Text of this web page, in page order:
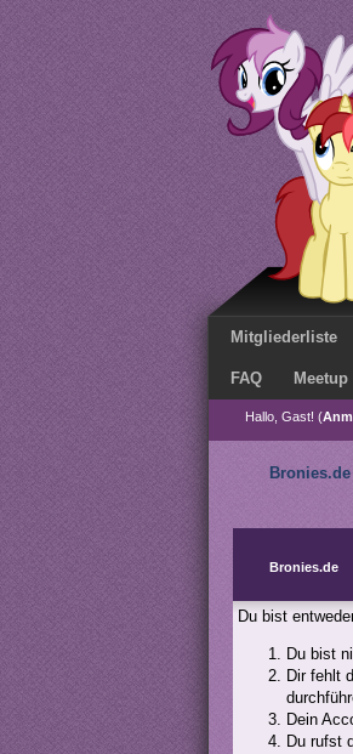
Mitgliederliste
FAQ
Hallo, Gast! (
Bronies.de
Bronies.de
Du bist
Du bist
Dir fehlt
Dein
Du rufst